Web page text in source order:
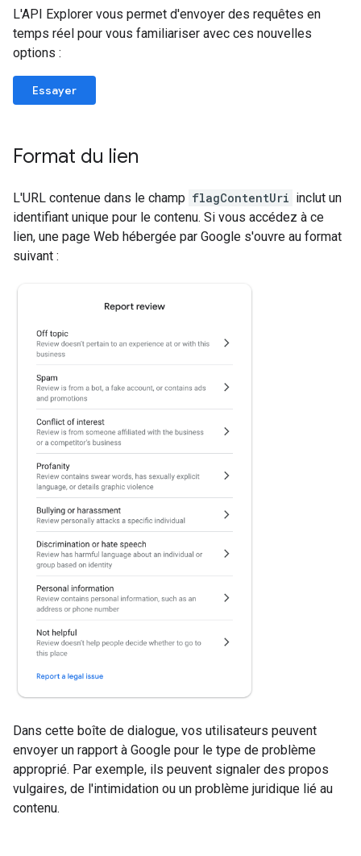
L'API Explorer vous permet d'envoyer des requêtes en
temps réel pour vous familiariser avec ces nouvelles
options :
Essayer
Format du lien
L'URL contenue dans le champ flagContentUri inclut un
identifiant unique pour le contenu. Si vous accédez à ce
lien, une page Web hébergée par Google s'ouvre au format
suivant :
Dans cette boîte de dialogue, vos utilisateurs peuvent
envoyer un rapport à Google pour le type de problème
approprié. Par exemple, ils peuvent signaler des propos
vulgaires, de l'intimidation ou un problème juridique lié au
contenu.